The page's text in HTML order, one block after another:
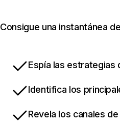
Consigue una instantánea
Espía las
Identifica los
Revela los canales